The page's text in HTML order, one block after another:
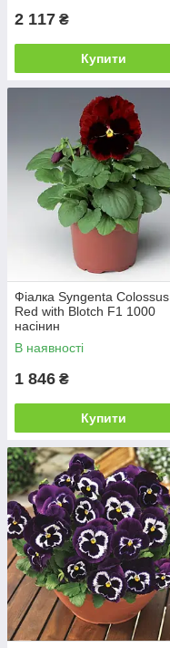
2 117 ₴
Купити
Фіалка Syngenta Colossus
Red with Blotch F1 1000
насінин
В наявності
1 846 ₴
Купити